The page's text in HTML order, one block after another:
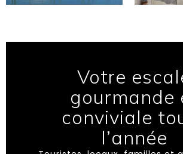
Votre
gourmande
conviviale
l’année